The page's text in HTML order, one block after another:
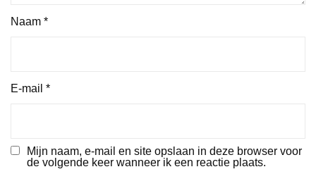
Naam *
E-mail *
Mijn naam, e-mail en site opslaan in deze browser voor
de volgende keer wanneer ik een reactie plaats.